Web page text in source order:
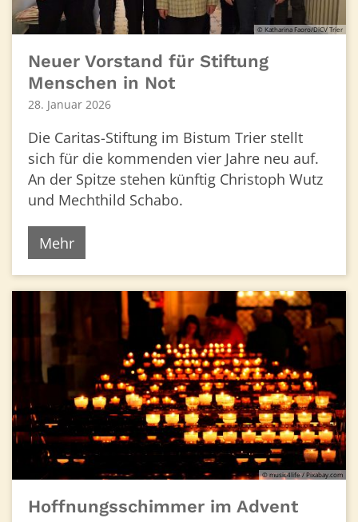
© Katharina Faoro/DiCV Trier
Neuer Vorstand für Stiftung
Menschen in Not
28. Januar 2026
Die Caritas-Stiftung im Bistum Trier stellt
sich für die kommenden vier Jahre neu auf.
An der Spitze stehen künftig Christoph Wutz
und Mechthild Schabo.
Mehr
© music4life / Pixabay.com
Hoffnungsschimmer im Advent